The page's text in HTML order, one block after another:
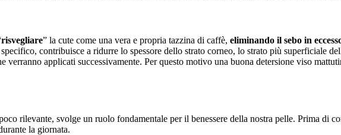
risvegliare” la cute come una vera e propria tazzina di caffè, eliminando il sebo in
contribuisce a ridurre lo spessore dello strato corneo, lo strato più superficiale
applicati successivamente. Per questo motivo una buona detersione viso
rilevante, svolge un ruolo fondamentale per il benessere della nostra pelle. Prima di
la giornata.